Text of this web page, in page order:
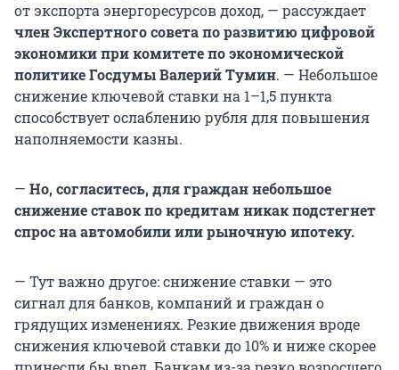
от экспорта энергоресурсов доход, — рассуждает
член Экспертного совета по развитию цифровой
экономики при комитете по экономической
политике Госдумы Валерий Тумин. — Небольшое
снижение ключевой ставки на 1–1,5 пункта
способствует ослаблению рубля для повышения
наполняемости казны.
— Но, согласитесь, для граждан небольшое
снижение ставок по кредитам никак подстегнет
спрос на автомобили или рыночную ипотеку.
— Тут важно другое: снижение ставки — это
сигнал для банков, компаний и граждан о
грядущих изменениях. Резкие движения вроде
снижения ключевой ставки до 10% и ниже скорее